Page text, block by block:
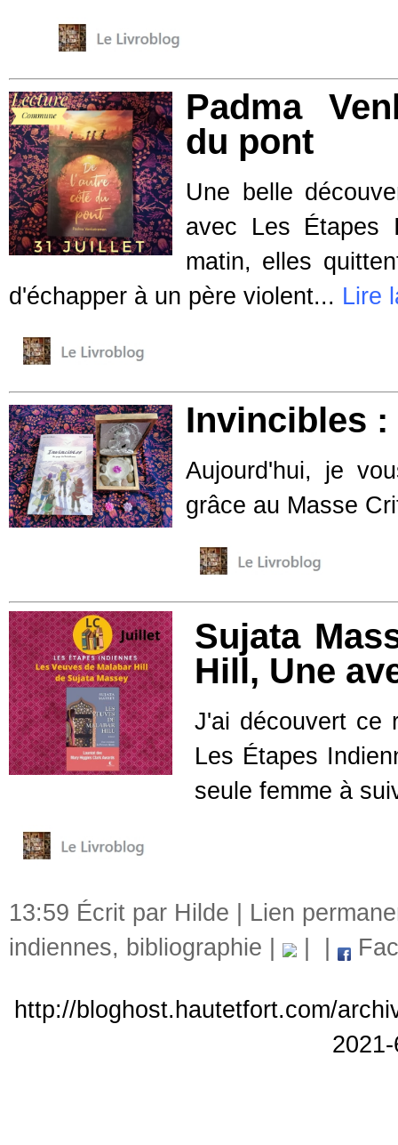
Padma
du pont
Une belle
avec Les Étapes
matin, elles
d'échapper à un père violent... Lire
Invincibles :
Aujourd'hui, je
grâce au Masse
Sujata
Hill, Une
J'ai découvert ce
Les Étapes
seule femme à
13:59 Écrit par Hilde | Lien
indiennes, bibliographie
http://bloghost.hautetfort.com/